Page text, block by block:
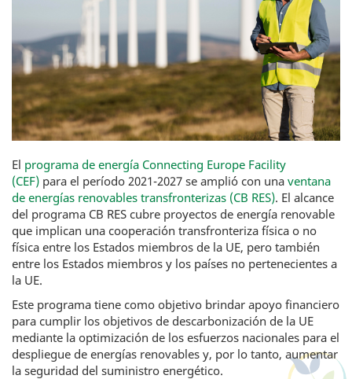
El programa de energía Connecting Europe Facility
(CEF) para el período 2021-2027 se amplió con una ventana
de energías renovables transfronterizas (CB RES). El alcance
del programa CB RES cubre proyectos de energía renovable
que implican una cooperación transfronteriza física o no
física entre los Estados miembros de la UE, pero también
entre los Estados miembros y los países no pertenecientes a
la UE.
Este programa tiene como objetivo brindar apoyo financiero
para cumplir los objetivos de descarbonización de la UE
mediante la optimización de los esfuerzos nacionales para el
despliegue de energías renovables y, por lo tanto, aumentar
la seguridad del suministro energético.